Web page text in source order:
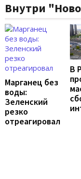
Внутри
Марганец без
воды:
Зеленский
резко
отреагировал
В